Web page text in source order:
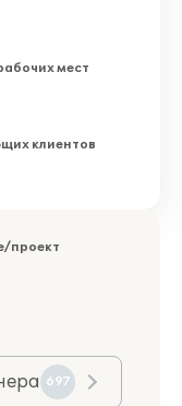
мест
клиентов
проект
697